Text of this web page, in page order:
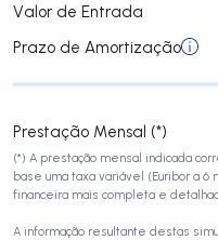
Valor de Entrada
Prazo de Amortização
Prestação Mensal (*)
(*) A prestação mensal indicada
base uma taxa variável (Euribor a
financeira mais completa e
A informação resultante destas